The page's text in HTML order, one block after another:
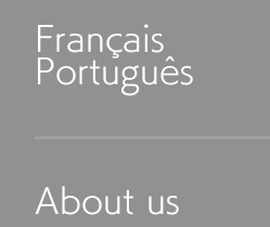
Français
Português
About us